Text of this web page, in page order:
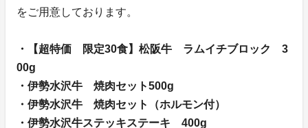
をご用意しております。
・【超特価 限定30食】松阪牛 ラムイチブロック 3
00g
・伊勢水沢牛 焼肉セット500g
・伊勢水沢牛 焼肉セット（ホルモン付）
・伊勢水沢牛ステッキステーキ 400g